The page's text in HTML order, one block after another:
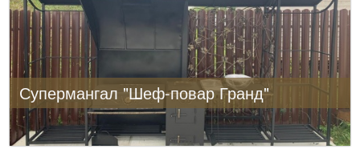
Супермангал "Шеф-повар Гранд"